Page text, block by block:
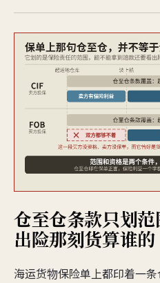
仓至仓条款只划
出险那刻货算谁的
海运货物保险单上都印着一